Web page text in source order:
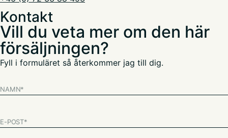
Kontakt
Vill du veta mer om den här
försäljningen?
Fyll i formuläret så återkommer jag till dig.
NAMN*
E-POST*